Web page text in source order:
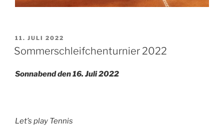
VERÖFFENTLICHT
AM
11. JULI 2022
Sommerschleifchenturnier 2022
Sonnabend den 16. Juli 2022
Let’s play Tennis